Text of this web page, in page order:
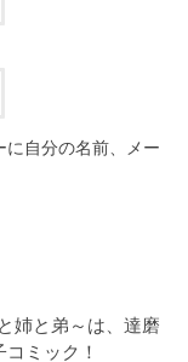
に自分の名前、メー
姉と弟～は、達磨
ミック！